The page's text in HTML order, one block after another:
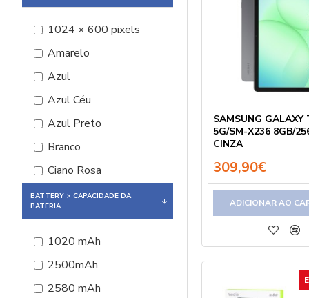
5G
Hello 7
Kidiby KD26 Max
Kids K2
Kidz Pro
M1 Android
M4
M6 4G LTE
M8 4G LTE
M9 4G LTE
M12 5G
M15 4G LTE
1024 × 600 pixels
Amarelo
Azul
Azul Céu
Azul Preto
Branco
Ciano Rosa
Ciano Roxo
Cinza
Cinza Grafite
Dourado
Grafite
BATTERY > CAPACIDADE DA
BATERIA
1020 mAh
2500mAh
2580 mAh
SAMSUNG GALAXY
5G/SM-X236 8GB/
CINZA
309,90€
ADICIONAR AO